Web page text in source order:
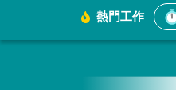
熱門工作